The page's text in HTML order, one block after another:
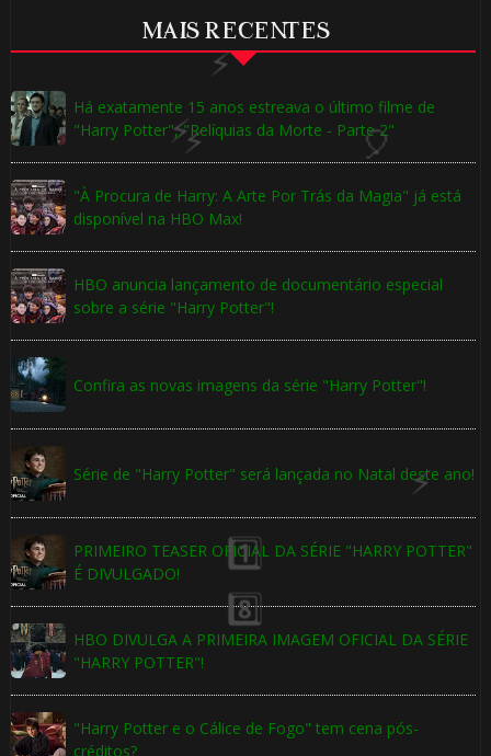
MAIS RECENTES
Há exatamente 15 anos estreava o último filme de
"Harry Potter", "Relíquias da Morte - Parte 2"
"À Procura de Harry: A Arte Por Trás da Magia" já está
disponível na HBO Max!
HBO anuncia lançamento de documentário especial
sobre a série "Harry Potter"!
Confira as novas imagens da série "Harry Potter"!
Série de "Harry Potter" será lançada no Natal deste ano!
PRIMEIRO TEASER OFICIAL DA SÉRIE "HARRY POTTER"
É DIVULGADO!
HBO DIVULGA A PRIMEIRA IMAGEM OFICIAL DA SÉRIE
"HARRY POTTER"!
"Harry Potter e o Cálice de Fogo" tem cena pós-
créditos?